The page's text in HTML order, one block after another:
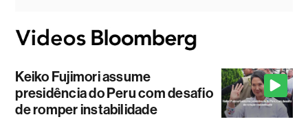
Keiko Fujimori assume
presidência do Peru com desafio
de romper instabilidade